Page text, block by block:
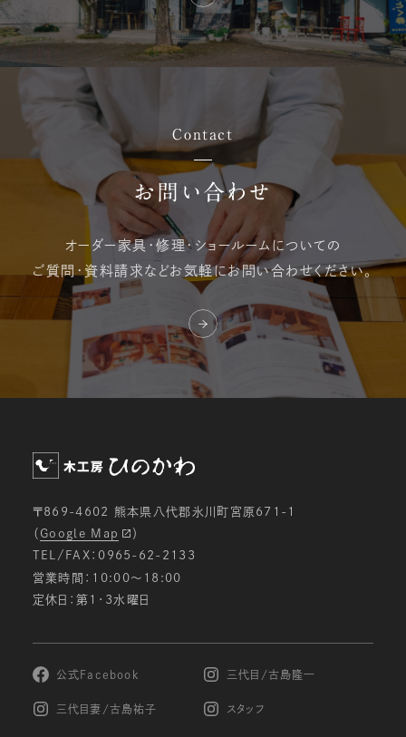
Contact
お問い合わせ
オーダー家具・修理・ ショールームについての
ご質問・資料請求などお気軽にお問い合わせください。
〒869-4602 熊本県八代郡氷川町宮原671-1
（ Google Map
）
TEL/FAX：0965-62-2133
営業時間：10:00〜18:00
定休日：第1・3水曜日
公式Facebook 三代目/古島隆一
三代目妻/古島祐子 スタッフ